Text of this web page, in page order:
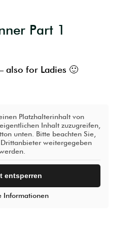
Part 1
also for Ladies 🙂
Platzhalterinhalt von
Inhalt zuzugreifen,
unten. Bitte beachten Sie,
weitergegeben
entsperren
Informationen